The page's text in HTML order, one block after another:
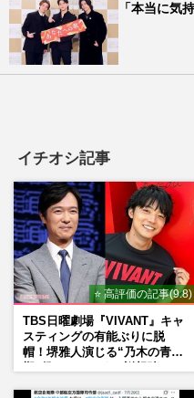
「本当に気
イチオシ記事
⭐ 高評価の記事(9.8)
TBS日曜劇場『VIVANT』キャ
スティングの有能ぶりに脱
帽！堺雅人演じる“乃木の青年